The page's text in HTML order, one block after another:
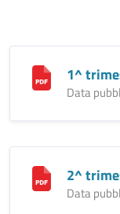
1^
Data
2^
Data